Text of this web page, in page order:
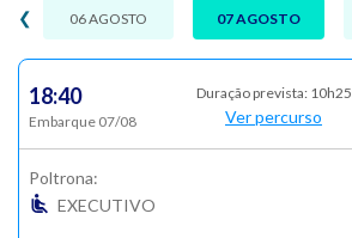
❮ 06 AGOSTO 07 AGOSTO
18:40
Embarque 07/08
Duração prevista: 10h25
Ver percurso
Poltrona:
EXECUTIVO